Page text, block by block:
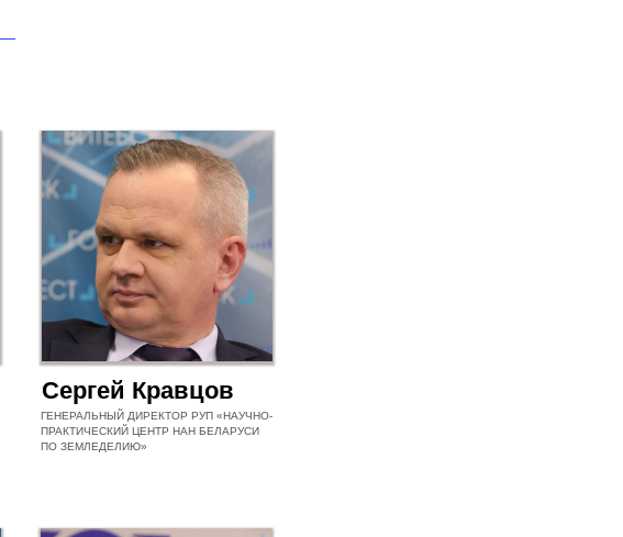
Сергей Кравцов
ГЕНЕРАЛЬНЫЙ ДИРЕКТОР РУП «НАУЧНО-
ПРАКТИЧЕСКИЙ ЦЕНТР НАН БЕЛАРУСИ
ПО ЗЕМЛЕДЕЛИЮ»